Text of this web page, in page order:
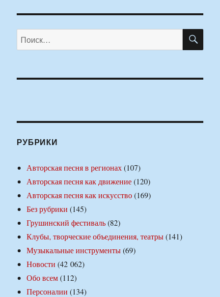
Искать:
РУБРИКИ
Авторская песня в регионах(107)
Авторская песня как движение(120)
Авторская песня как искусство(169)
Без рубрики (145)
Грушинский фестиваль(82)
Клубы, творческие объединения, театры(141)
Музыкальные инструменты(69)
Новости (42 062)
Обо всем(112)
Персоналии (134)